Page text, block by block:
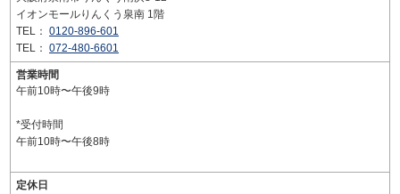
イオンモールりんくう泉南 1階
TEL： 0120-896-601
TEL： 072-480-6601
営業時間
午前10時〜午後9時
*受付時間
午前10時〜午後8時
定休日